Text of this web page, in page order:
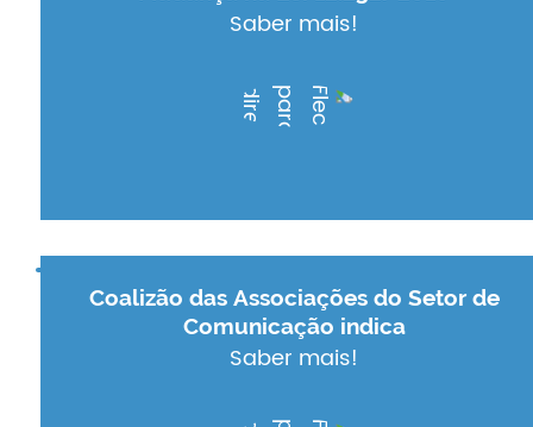
Saber mais!
Coalizão das Associações do Setor de
Comunicação indica
Saber mais!